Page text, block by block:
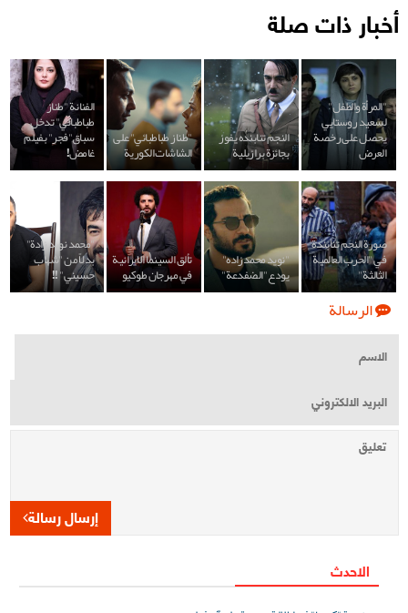
أخبار ذات صلة
"المرأة والطفل"
لسعيد روستايي
يحصل على رخصة
العرض
النجم تنابنده يفوز
بجائزة برازيلية
"طناز طباطبائي" على
الشاشات الكورية
الفنانة "طناز
طباطبائي" تدخل
سباق"فجر" بفيلم
غامض!
صورة النجم تنابندة
في "الحرب العالمية
الثالثة"
"نويد محمدزاده"
يودع "الضفدعة"
تألق السينما الايرانية
في مهرجان طوكيو
"محمد نويد زادة"
بدلاً من "شهاب
حسيني" !!
الرسالة
إرسال رسالة
الاحدث